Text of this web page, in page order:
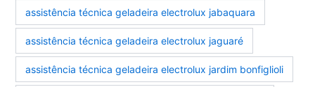
assistência técnica geladeira electrolux jabaquara
assistência técnica geladeira electrolux jaguaré
assistência técnica geladeira electrolux jardim bonfiglioli